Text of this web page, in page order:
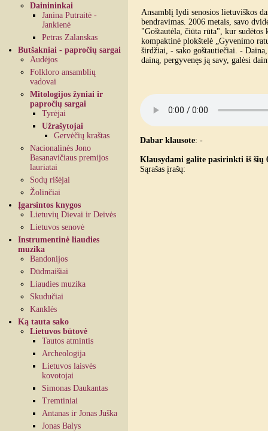
Dainininkai
Janina Putraitė -
Jankienė
Petras Zalanskas
Butšakniai - papročių sargai
Audėjos
Folkloro ansamblių
vadovai
Mitologijos žyniai ir
papročių sargai
Tyrėjai
Užrašytojai
Gervėčių kraštas
Nacionalinės Jono
Basanavičiaus premijos
lauriatai
Sodų rišėjai
Žolinčiai
Įgarsintos knygos
Lietuvių Dievai ir Deivės
Lietuvos senovė
Instrumentinė liaudies
muzika
Bandonijos
Dūdmaišiai
Liaudies muzika
Skudučiai
Kanklės
Ką tauta sako
Lietuvos būtovė
Tautos atmintis
Archeologija
Lietuvos laisvės
kovotojai
Simonas Daukantas
Tremtiniai
Antanas ir Jonas Juška
Jonas Balys
Ansamblį lydi senosios lietuviškos
bendravimas. 2006 metais, savo
"Goštautėla, čiūta rūta", kur sudėtos
kompaktinė plokštelė „Gyvenimo
širdžiai, - sako goštautiečiai. -
dainą, pergyvenęs ją savy, galėsi
Dabar klausote: -
Klausydami galite pasirinkti iš šių
Sąrašas įrašų: